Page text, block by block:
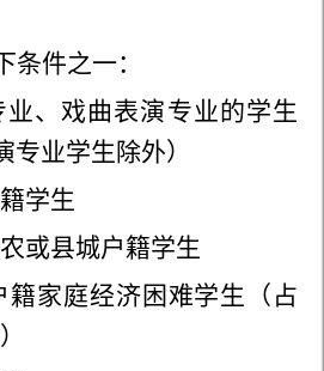
条件之一：
业、戏曲表演专业的学生
专业学生除外）
学生
或县城户籍学生
籍家庭经济困难学生（占
）